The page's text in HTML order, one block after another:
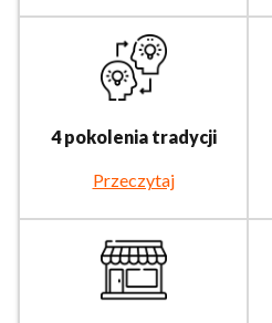
4 pokolenia tradycji
Przeczytaj